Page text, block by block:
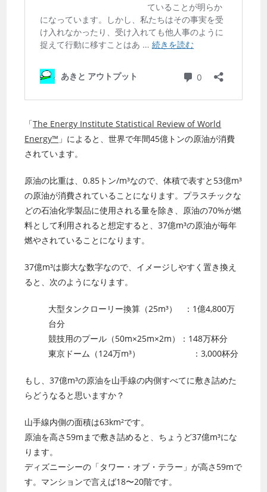
「The Energy Institute Statistical Review of World
Energy™ 」によると、世界で年間45億トンの原油が消費
されています。
原油の比重は、0.85トン/m³なので、体積で表すと53億m³
の原油が消費されていることになります。プラスチックな
どの石油化学製品に使用される量を除き、原油の70%が燃
料として利用されると想定すると、37億m³の原油が毎年
燃やされていることになります。
37億m³は膨大な数字なので、イメージしやすく置き換え
ると、次のようになります。
大型タンクローリー換算（25m³） ：1億4,800万
台分
競技用のプール（50m×25m×2m）：148万杯分
東京ドーム（124万m³） ：3,000杯分
もし、37億m³の原油を山手線の内側すべてに敷き詰めた
らどうなると思いますか？
山手線内側の面積は63km²です。
原油を高さ59mまで敷き詰めると、ちょうど37億m³にな
ります。
ディズニーシーの「タワー・オブ・テラー」が高さ59mで
す。マンションで言えば18〜20階です。